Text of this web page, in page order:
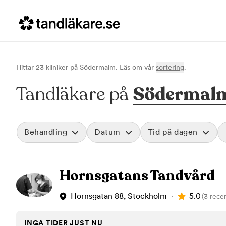
Hittar 23 kliniker på Södermalm. Läs om vår sortering.
Tandläkare på
Behandling
Vid värk, olyckor och akuta besvär
Basundersökning
Grundlig kontroll av tänder och tandkött
Datum
Rensa
Tid på dagen
Före klockan
Klockan 09:00 -
Hornsgatans Tandvård
Hornsgatan 88, Stockholm 5.0(3
INGA TIDER JUST NU